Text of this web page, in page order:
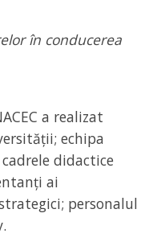
în conducerea
a realizat
echipa
cadrele didactice
ai
personalul